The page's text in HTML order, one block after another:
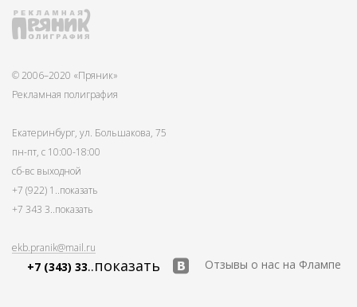
© 2006–2020 «Пряник»
Рекламная полиграфия
Екатеринбург, ул. Большакова, 75
пн-пт, с 10:00-18:00
сб-вс выходной
+7 (922) 1 ..показать
+7 343 3..показать
ekb.pranik@mail.ru
+7 (343) 33..показать Отзывы о нас на Флампе